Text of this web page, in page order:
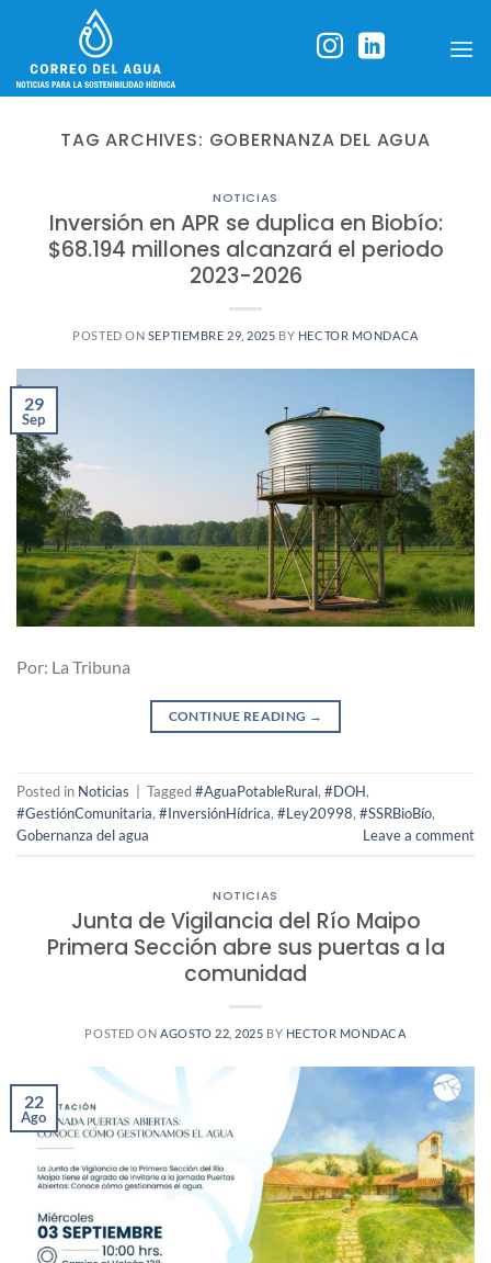
content
TAG ARCHIVES: GOBERNANZA DEL AGUA
NOTICIAS
Inversión en APR se duplica en Biobío:
$68.194 millones alcanzará el periodo
2023-2026
POSTED ON SEPTIEMBRE 29, 2025 BY HECTOR MONDACA
29
Sep
Por: La Tribuna
CONTINUE READING →
Posted in Noticias Tagged#AguaPotableRural, #DOH,
#GestiónComunitaria, #InversiónHídrica, #Ley20998, #SSRBioBío,
Gobernanza del agua
Leave a comment
NOTICIAS
Junta de Vigilancia del Río Maipo
Primera Sección abre sus puertas a la
comunidad
POSTED ONAGOSTO 22, 2025 BY HECTOR MONDACA
22
Ago